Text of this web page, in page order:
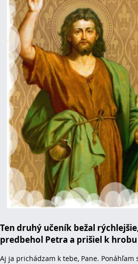
Ten druhý učeník bežal
predbehol Petra a prišiel k
Aj ja prichádzam k tebe, Pane. Ponáhľam